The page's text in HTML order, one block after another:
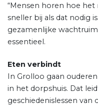
“Mensen horen hoe
sneller bij als dat nodig
gezamenlijke
essentieel.
Eten verbindt
In Grolloo gaan
in het dorpshuis. Dat
geschiedenislessen van